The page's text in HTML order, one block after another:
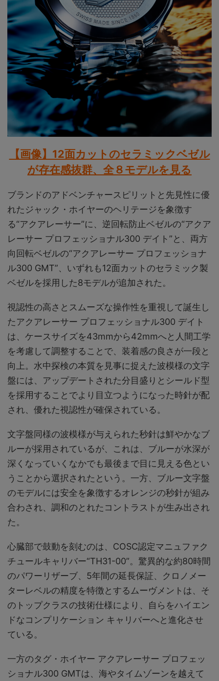
【画像】12面カットのセラミックベゼル
が存在感抜群、全８モデルを見る
ブランドのアドベンチャースピリットと先見性に優
れたジャック・ホイヤーのヘリテージを象徴す
る“アクアレーサー”に、逆回転防止ベゼルの“アクア
レーサー プロフェッショナル300 デイト”と、両方
向回転ベゼルの“アクアレーサー プロフェッショナ
ル300 GMT”、いずれも12面カットのセラミック製
ベゼルを採用した8モデルが追加された。
視認性の高さとスムーズな操作性を重視して誕生し
たアクアレーサー プロフェッショナル300 デイト
は、ケースサイズを43mmから42mmへと人間工学
を考慮して調整することで、装着感の良さが一段と
向上。水中探検の本質を見事に捉えた波模様の文字
盤には、アップデートされた分目盛りとシールド型
を採用することでより目立つようになった時針が配
され、優れた視認性が確保されている。
文字盤同様の波模様が与えられた秒針は鮮やかなブ
ルーが採用されているが、これは、ブルーが水深が
深くなっていくなかでも最後まで目に見える色とい
うことから選択されたという。一方、ブルー文字盤
のモデルには安全を象徴するオレンジの秒針が組み
合わされ、調和のとれたコントラストが生み出され
た。
心臓部で鼓動を刻むのは、COSC認定マニュファク
チュールキャリバー“TH31-00”。驚異的な約80時間
のパワーリザーブ、5年間の延長保証、クロノメー
ターレベルの精度を特徴とするムーヴメントは、そ
のトップクラスの技術仕様により、自らをハイエン
ドなコンプリケーション キャリバーへと進化させ
ている。
一方のタグ・ホイヤー アクアレーサー プロフェッ
ショナル300 GMTは、海やタイムゾーンを越えて